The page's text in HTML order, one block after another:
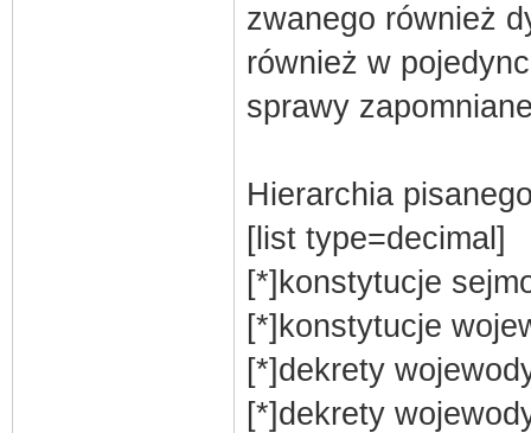
zwanego również
również w
sprawy
Hierarchia
[list type=decimal]
[*]konstytucje
[*]konstytucje
[*]dekrety
[*]dekrety